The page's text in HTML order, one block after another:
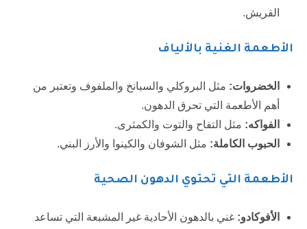
القريش.
الأطعمة الغنية بالألياف
الخضروات: مثل البروكلي والسبانخ والملفوف وتعتبر من
أهم الأطعمة التي تحرق الدهون.
الفواكه: مثل التفاح والتوت والكمثرى.
الحبوب الكاملة: مثل الشوفان والكينوا والأرز البني.
الأطعمة التي تحتوي الدهون الصحية
الأفوكادو: غني بالدهون الأحادية غير المشبعة التي تساعد